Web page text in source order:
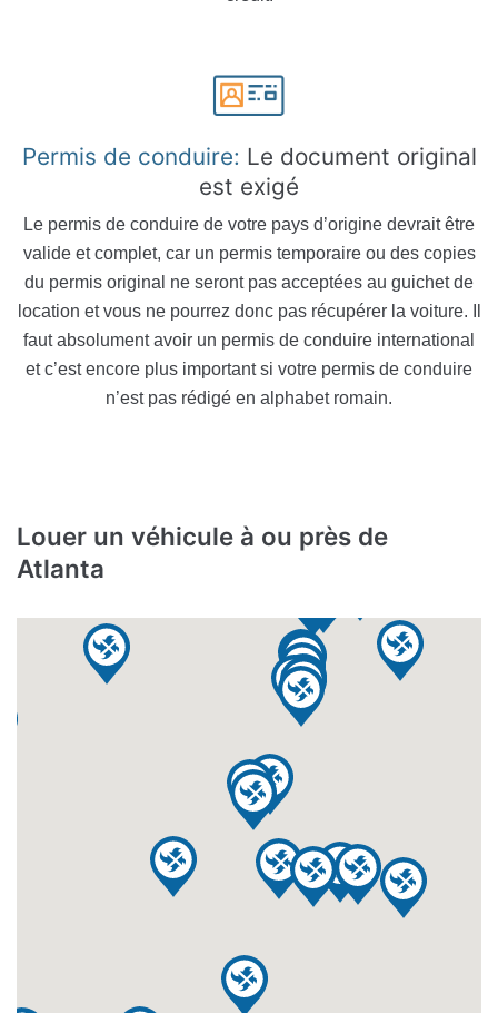
Permis de conduire: Le document original
est exigé
Le permis de conduire de votre pays d’origine devrait être
valide et complet, car un permis temporaire ou des copies
du permis original ne seront pas acceptées au guichet de
location et vous ne pourrez donc pas récupérer la voiture. Il
faut absolument avoir un permis de conduire international
et c’est encore plus important si votre permis de conduire
n’est pas rédigé en alphabet romain.
Louer un véhicule à ou près de
Atlanta